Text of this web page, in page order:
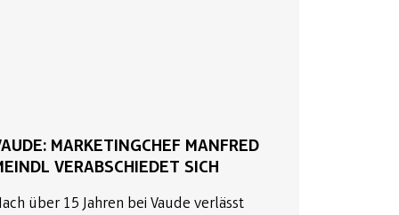
MARKETINGCHEF MANFRED
VERABSCHIEDET SICH
über 15 Jahren bei Vaude verlässt